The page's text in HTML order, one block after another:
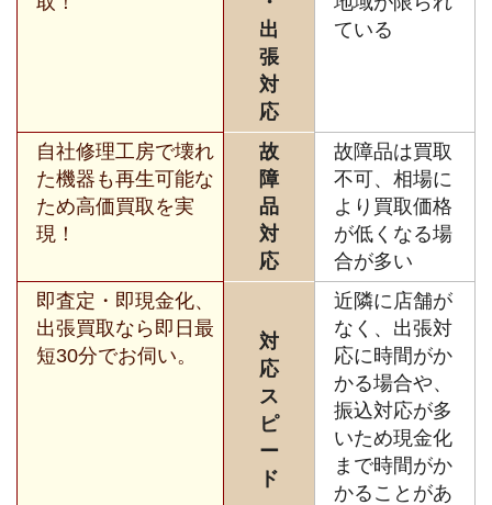
出
張
対
応
ている
自社修理工房で壊れ
た機器も再生可能な
ため高価買取を実
現！
故
障
品
対
応
故障品は買取
不可、相場に
より買取価格
が低くなる場
合が多い
即査定・即現金化、
出張買取なら即日最
短30分でお伺い。
対
応
ス
ピ
ー
ド
近隣に店舗が
なく、出張対
応に時間がか
かる場合や、
振込対応が多
いため現金化
まで時間がか
かることがあ